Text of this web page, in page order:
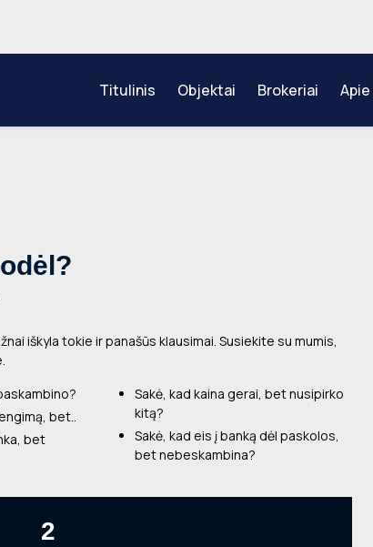
Titulinis Objektai Brokeriai
iškyla tokie ir panašūs klausimai. Susiekite su mumis,
bet..
bet
Sakė, kad kaina gerai, bet nusipirko
kitą?
Sakė, kad eis į banką dėl paskolos,
bet nebeskambina?
2